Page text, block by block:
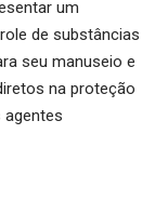
um
de substâncias
seu manuseio e
na proteção
agentes